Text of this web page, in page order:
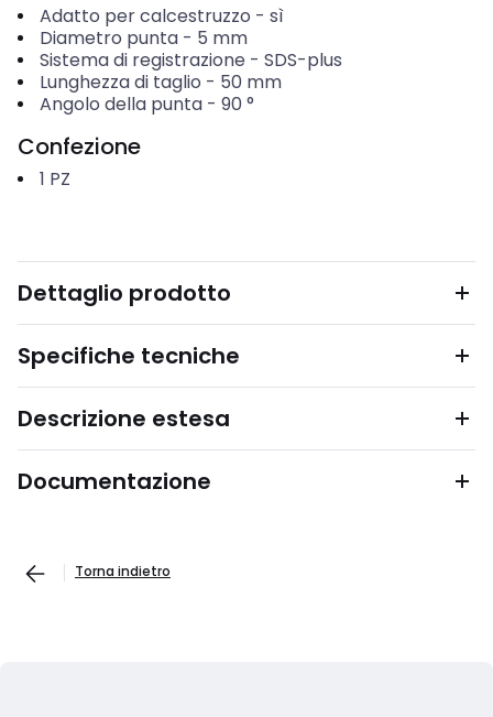
Adatto per calcestruzzo - sì
Diametro punta- 5 mm
Sistema di registrazione - SDS-plus
Lunghezza di taglio - 50 mm
Angolo della punta- 90 °
Confezione
1 PZ
Dettaglio prodotto
Specifiche tecniche
Descrizione estesa
Documentazione
Torna indietro